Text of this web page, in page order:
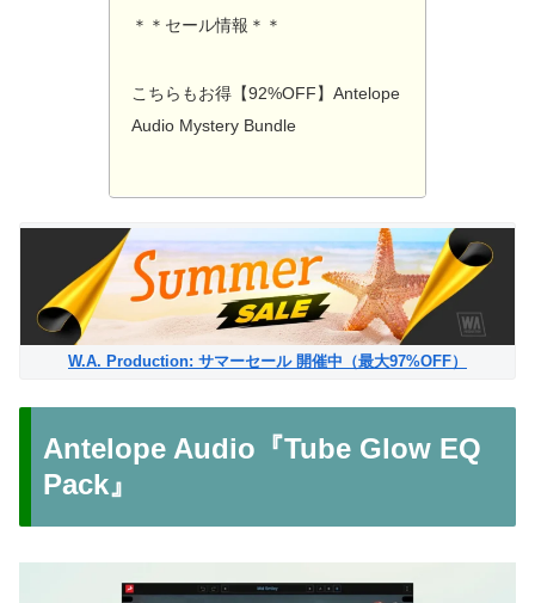
＊＊セール情報＊＊
こちらもお得【92%OFF】Antelope
Audio Mystery Bundle
W.A. Production: サマーセール 開催中（最大97%OFF）
Antelope Audio『Tube Glow EQ
Pack』